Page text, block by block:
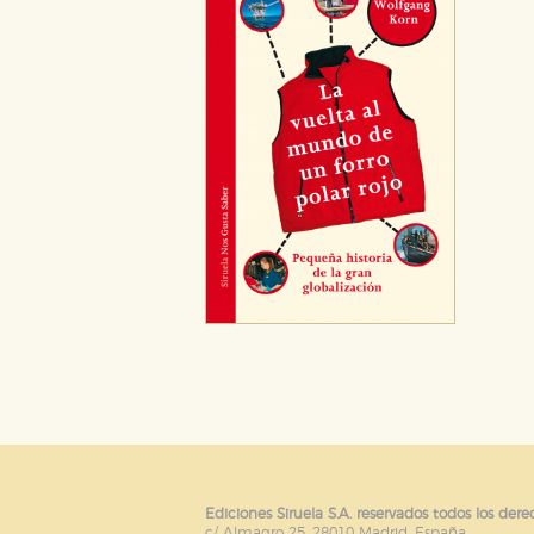
Ediciones Siruela S.A. reservados todos los
Puede consultar nuestra